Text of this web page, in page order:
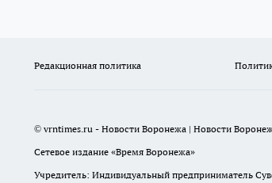
Редакционная политика
© vrntimes.ru - Новости Воронежа | Новости
Сетевое издание «Время Воронежа»
Учредитель: Индивидуальный предприниматель